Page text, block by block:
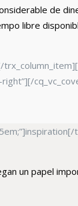
de
libre
un papel